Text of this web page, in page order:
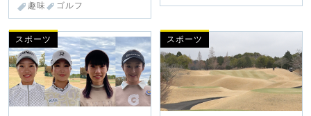
趣味 ゴルフ
スポーツ スポーツ